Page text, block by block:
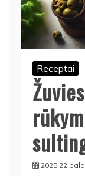
Receptai
2025 22